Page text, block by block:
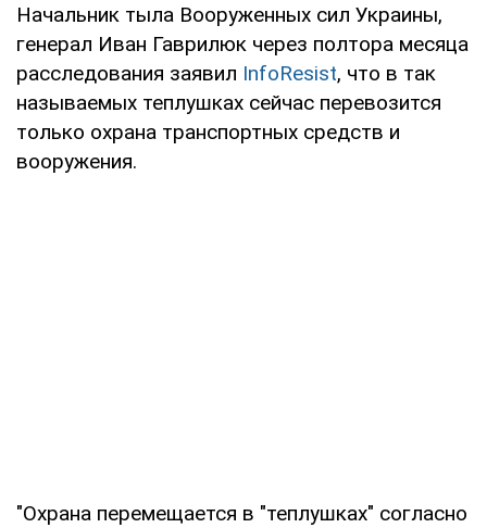
Начальник тыла Вооруженных сил Украины,
генерал Иван Гаврилюк через полтора месяца
расследования заявил InfoResist, что в так
называемых теплушках сейчас перевозится
только охрана транспортных средств и
вооружения.
"Охрана перемещается в "теплушках" согласно